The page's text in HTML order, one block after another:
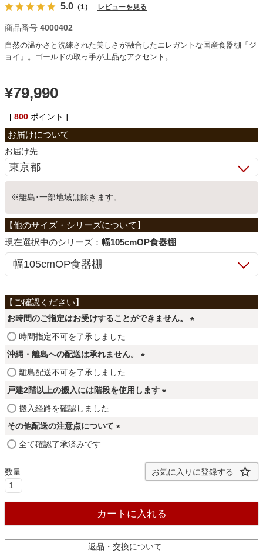
椅子・チェア
食器棚・キッチン収納
ベッド
収納家具
学習机
ホームオフィス
こたつ
寝具
ファブリック
ラグ
5.0 （1） レビューを見る
商品番号 4000402
自然の温かさと洗練された美しさが融合したエレガントな国産食器棚「ジ
ョイ」。ゴールドの取っ手が上品なアクセント。
¥79,990
[ 800 ポイント ]
お届け先
※離島･一部地域は除きます。
シリーズ： 幅105cmOP食器棚
お時間のご指定はお受けすることができません。
時間指定不可を了承しました
沖縄・離島への配送は承れません。
必
離島配送不可を了承しました
戸建2階以上の搬入には階段を使用します
搬入経路を確認しました
その他配送の注意点について
全て確認了承済みです
お気に入りに登録する
カートに入れる
返品・交換について